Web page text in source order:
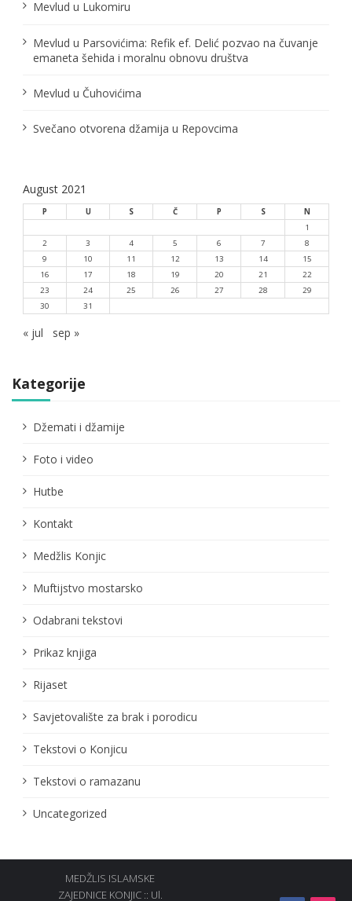
n
a
Mevlud u Lukomiru
Mevlud u Parsovićima: Refik ef. Delić pozvao na čuvanje
emaneta šehida i moralnu obnovu društva
Mevlud u Čuhovićima
Svečano otvorena džamija u Repovcima
August 2021
P U S Č P S
N
1
2
3 4 5 6 7
8
9
10 11 12 13 14
15
16
17 18 19 20 21
22
23
24 25 26 27 28
29
30
31
« jul sep »
Kategorije
Džemati i džamije
Foto i video
Hutbe
Kontakt
Medžlis Konjic
Muftijstvo mostarsko
Odabrani tekstovi
Prikaz knjiga
Rijaset
Savjetovalište za brak i porodicu
Tekstovi o Konjicu
Tekstovi o ramazanu
Uncategorized
MEDŽLIS ISLAMSKE
ZAJEDNICE KONJIC :: Ul.